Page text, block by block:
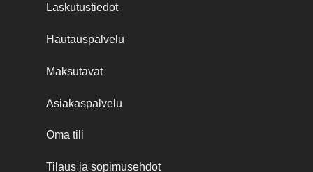
Laskutustiedot
Hautauspalvelu
Maksutavat
Asiakaspalvelu
Oma tili
Tilaus ja sopimusehdot